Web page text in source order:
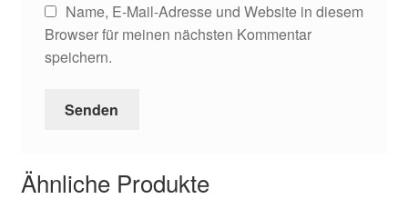
Name, E-Mail-Adresse und Website in diesem
Browser für meinen nächsten Kommentar
speichern.
Ähnliche Produkte